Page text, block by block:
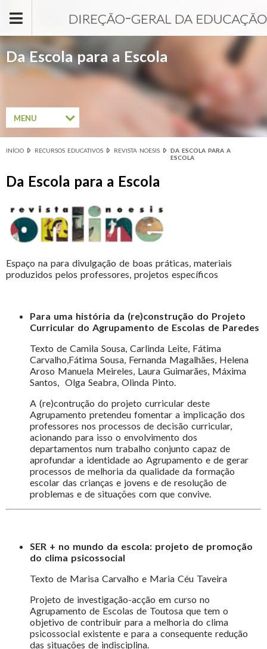
Da Escola para a Escola
INÍCIO RECURSOS EDUCATIVOS REVISTA NOESIS
DA ESCOLA PARA A
ESCOLA
Da Escola para a Escola
Espaço na para divulgação de boas práticas, materiais
produzidos pelos professores, projetos específicos
Para uma história da (re)construção do Projeto
Curricular do Agrupamento de Escolas de Paredes
Texto de Camila Sousa, Carlinda Leite, Fátima
Carvalho,Fátima Sousa, Fernanda Magalhães, Helena
Aroso Manuela Meireles, Laura Guimarães, Máxima
Santos, Olga Seabra, Olinda Pinto.
A (re)contrução do projeto curricular deste
Agrupamento pretendeu fomentar a implicação dos
professores nos processos de decisão curricular,
acionando para isso o envolvimento dos
departamentos num trabalho conjunto capaz de
aprofundar a identidade ao Agrupamento e de gerar
processos de melhoria da qualidade da formação
escolar das crianças e jovens e de resolução de
problemas e de situações com que convive.
SER + no mundo da escola: projeto de promoção
do clima psicossocial
Texto de Marisa Carvalho e Maria Céu Taveira
Projeto de investigação-acção em curso no
Agrupamento de Escolas de Toutosa que tem o
objetivo de contribuir para a melhoria do clima
psicossocial existente e para a consequente redução
das situações de indisciplina.
MENU